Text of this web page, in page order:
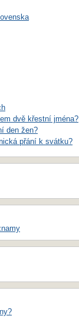
dvě křestní jména?
den žen?
přání k svátku?